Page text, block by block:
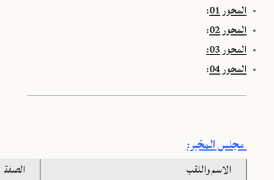
المحور 01 :
المحور 02 :
المحور 03:
المحور 04 :
مجلس المخبر:
الاسم واللقب
الصفة